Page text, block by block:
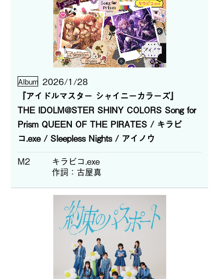
Album 2026/1/28
『アイドルマスター シャイニーカラーズ』
THE IDOLM@STER SHINY COLORS Song for
Prism QUEEN OF THE PIRATES / キラピ
コ.exe / Sleepless Nights / アイノウ
M2
キラピコ.exe
作詞
古屋真